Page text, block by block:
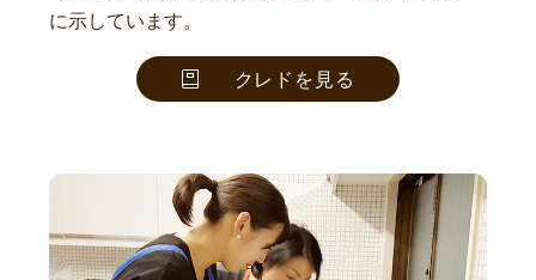
に示しています。
クレドを見る